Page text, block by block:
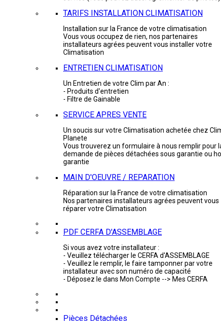
TARIFS INSTALLATION CLIMATISATION
Installation sur la France de votre climatisation
Vous vous occupez de rien, nos partenaires
installateurs agrées peuvent vous installer votre
Climatisation
ENTRETIEN CLIMATISATION
Un Entretien de votre Clim par An :
- Produits d'entretien
- Filtre de Gainable
SERVICE APRES VENTE
Un soucis sur votre Climatisation achetée chez
Planete
Vous trouverez un formulaire à nous remplir pour
demande de pièces détachées sous garantie ou
garantie
MAIN D'OEUVRE / REPARATION
Réparation sur la France de votre climatisation
Nos partenaires installateurs agrées peuvent vous
réparer votre Climatisation
PDF CERFA D'ASSEMBLAGE
Si vous avez votre installateur :
- Veuillez télécharger le CERFA d'ASSEMBLAGE
- Veuillez le remplir, le faire tamponner par votre
installateur avec son numéro de capacité
- Déposez le dans Mon Compte --> Mes CERFA
Pièces Détachées